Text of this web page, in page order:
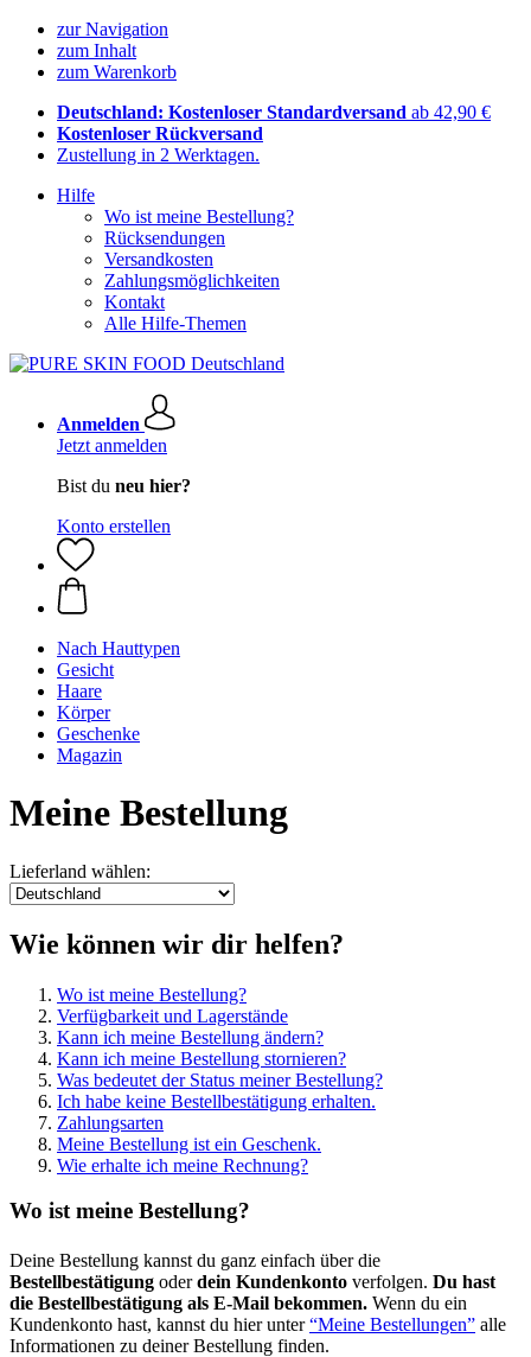
zur Navigation
zum Inhalt
zum Warenkorb
Deutschland: Kostenloser Standardversand ab 42,90 €
Kostenloser Rückversand
Zustellung in 2 Werktagen.
Hilfe
Wo ist meine Bestellung?
Rücksendungen
Versandkosten
Zahlungsmöglichkeiten
Kontakt
Alle Hilfe-Themen
Anmelden
Jetzt anmelden
Bist du neu hier?
Konto erstellen
Nach Hauttypen
Gesicht
Haare
Körper
Geschenke
Magazin
Meine Bestellung
Lieferland wählen:
Wie können wir dir helfen?
Wo ist meine Bestellung?
Verfügbarkeit und Lagerstände
Kann ich meine Bestellung ändern?
Kann ich meine Bestellung stornieren?
Was bedeutet der Status meiner Bestellung?
Ich habe keine Bestellbestätigung erhalten.
Zahlungsarten
Meine Bestellung ist ein Geschenk.
Wie erhalte ich meine Rechnung?
Wo ist meine Bestellung?
Deine Bestellung kannst du ganz einfach über die
Bestellbestätigung oderdein Kundenkonto verfolgen. Du hast
die Bestellbestätigung als E-Mail bekommen. Wenn du ein
Kundenkonto hast, kannst du hier unter“Meine Bestellungen” alle
Informationen zu deiner Bestellung finden.